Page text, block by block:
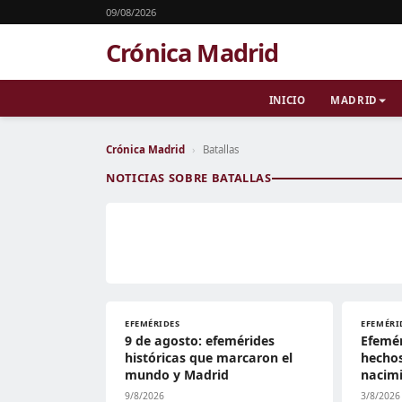
09/08/2026
Crónica Madrid
INICIO MADRID
Crónica Madrid › Batallas
NOTICIAS SOBRE BATALLAS
EFEMÉRIDES
9 de agosto: efemérides
históricas que marcaron el
mundo y Madrid
9/8/2026 3/8/2026